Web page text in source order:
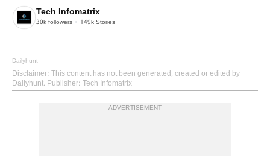
Tech Infomatrix
30k followers 149k Stories
Dailyhunt
Disclaimer: This content has not been generated, created or edited by
Dailyhunt. Publisher: Tech Infomatrix
ADVERTISEMENT